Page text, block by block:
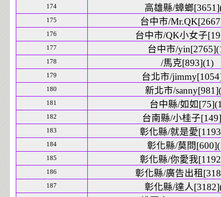
174 高雄縣/蟑螂
175 台中市/
176 台中市/QK小女子
177 台中市/
178 /馬克[893](1)
179 台北市/
180 新北市/
181 台中縣/如如
182 台南縣/小桂子
183 彰化縣/就是愛
184 彰化縣/莫問
185 彰化縣/你愛我
186 彰化縣/廣告出租
187 彰化縣/達人